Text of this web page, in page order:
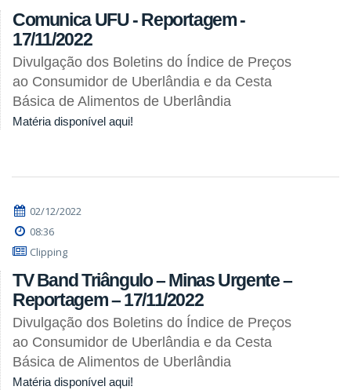
Comunica UFU - Reportagem -
17/11/2022
Divulgação dos Boletins do Índice de Preços
ao Consumidor de Uberlândia e da Cesta
Básica de Alimentos de Uberlândia
Matéria disponível aqui!
02/12/2022
08:36
Clipping
TV Band Triângulo – Minas Urgente –
Reportagem – 17/11/2022
Divulgação dos Boletins do Índice de Preços
ao Consumidor de Uberlândia e da Cesta
Básica de Alimentos de Uberlândia
Matéria disponível aqui!